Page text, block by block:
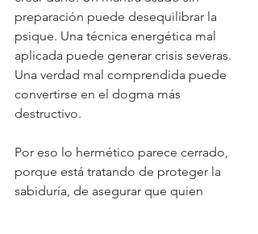
preparación puede desequilibrar la
psique. Una técnica energética mal
aplicada puede generar crisis severas.
Una verdad mal comprendida puede
convertirse en el dogma más
destructivo.
Por eso lo hermético parece cerrado,
porque está tratando de proteger la
sabiduría, de asegurar que quien